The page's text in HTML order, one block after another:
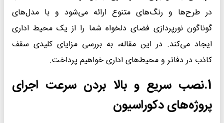
در طرح‌ها و رنگ‌های متنوع ارائه می‌شود و با مدل‌های
گوناگون نورپردازی فضای دلخواه شما را از یک محیط اداری
ایجاد می‌کند. در این مقاله، به بررسی مزایای کلیدی سقف
کاذب در دفاتر و محیط‌های اداری خواهیم پرداخت.
1. نصب سریع و بالا بردن سرعت اجرای
پروژه‌های دکوراسیون